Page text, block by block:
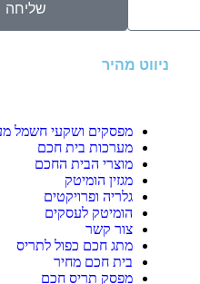
שליחה
ניווט מהיר
מפסקים ושקעי חשמל
מערכות בית חכם
מוצרי הבית החכם
מגזין הומיטק
גלריה ופרויקטים
הומיטק לעסקים
צור קשר
מתג חכם כפול לתריס
בית חכם מחיר
מפסק תריס חכם